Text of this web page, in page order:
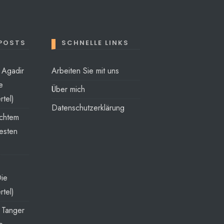
SCHNELLE LINKS
Arbeiten Sie mit uns
Über mich
Datenschutzerklärung